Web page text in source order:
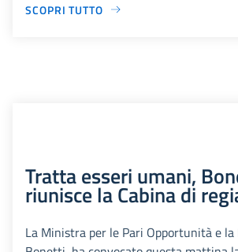
SCOPRI TUTTO
Tratta esseri umani,
riunisce la Cabina di
La Ministra per le Pari Opportunità e la